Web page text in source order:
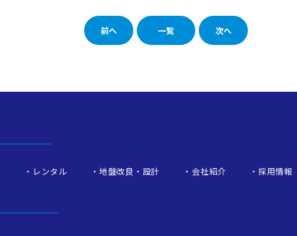
前へ 一覧 次へ
レンタル 地盤改良・設計 会社紹介 採用情報